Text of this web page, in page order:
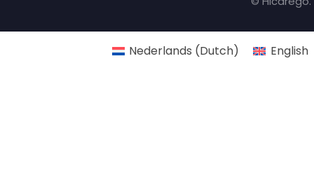
Nederlands (Dutch) English